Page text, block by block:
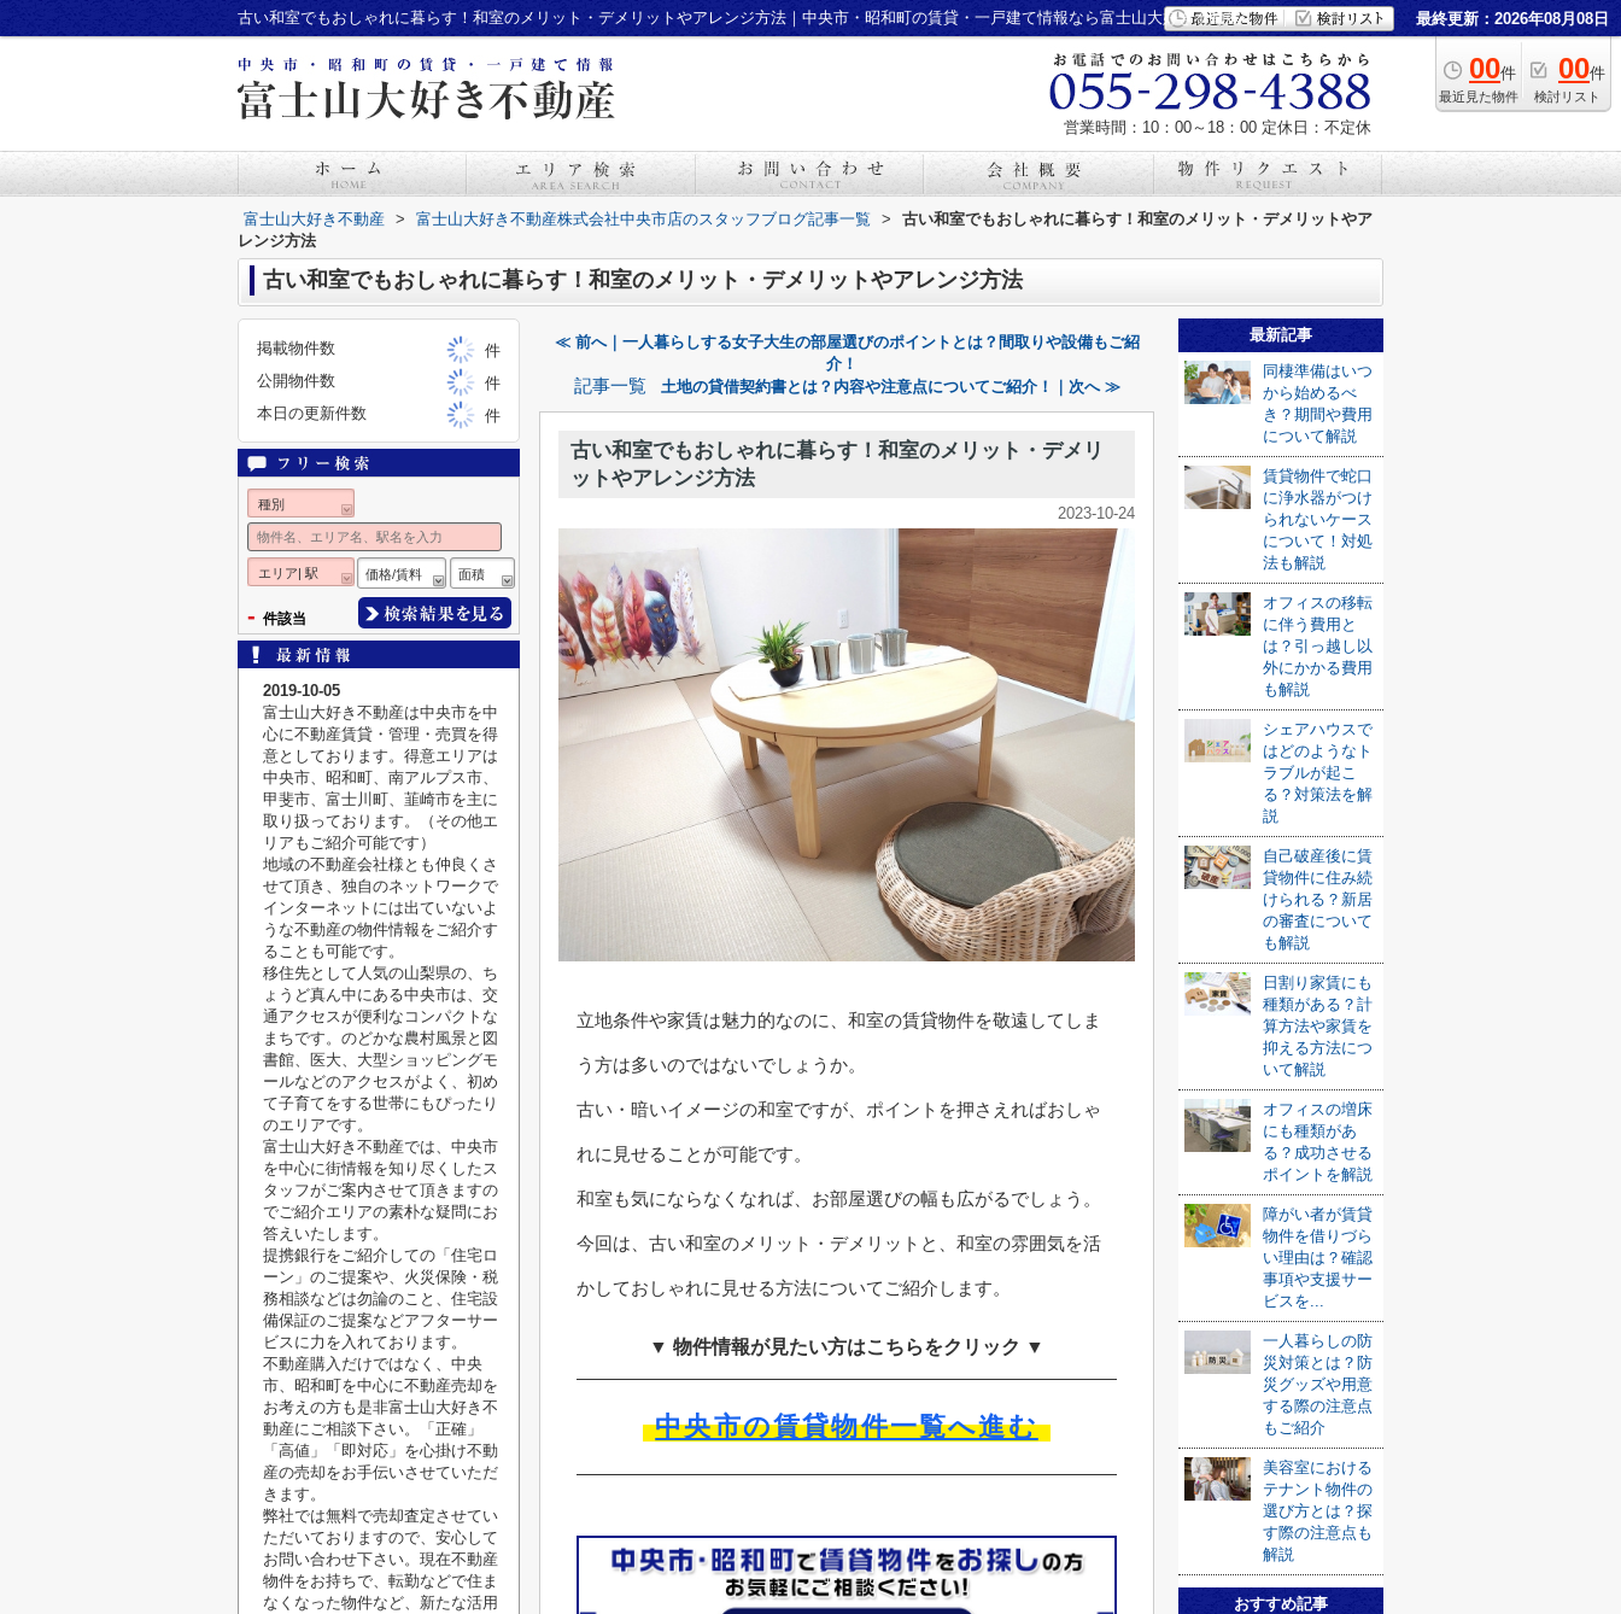
古い和室でもおしゃれに暮らす！和室のメリット・デメリットやアレンジ方法｜中央市・昭和町の賃貸・一戸建て情報なら富士山大好き不動産 最終更新：2026年08月08日
00件
最近見た物件
00件
検討リスト
営業時間：10：00～18：00 定休日：不定休
富士山大好き不動産 > 富士山大好き不動産株式会社中央市店のスタッフブログ記事一覧 >
古い和室でもおしゃれに暮らす！和室のメリット・デメリットやア
レンジ方法
古い和室でもおしゃれに暮らす！和室のメリット・デメリットやアレンジ方法
≪ 前へ｜一人暮らしする女子大生の部屋選びのポイントとは？間取りや設備もご紹
介！
記事一覧 土地の貸借契約書とは？内容や注意点についてご紹介！｜次へ ≫
古い和室でもおしゃれに暮らす！和室のメリット・デメリ
ットやアレンジ方法
2023-10-24
立地条件や家賃は魅力的なのに、和室の賃貸物件を敬遠してしま
う方は多いのではないでしょうか。
古い・暗いイメージの和室ですが、ポイントを押さえればおしゃ
れに見せることが可能です。
和室も気にならなくなれば、お部屋選びの幅も広がるでしょう。
今回は、古い和室のメリット・デメリットと、和室の雰囲気を活
かしておしゃれに見せる方法についてご紹介します。
▼ 物件情報が見たい方はこちらをクリック ▼
中央市の賃貸物件一覧へ進む
最新記事
同棲準備はいつ
から始めるべ
き？期間や費用
について解説
賃貸物件で蛇口
に浄水器がつけ
られないケース
について！対処
法も解説
オフィスの移転
に伴う費用と
は？引っ越し以
外にかかる費用
も解説
シェアハウスで
はどのようなト
ラブルが起こ
る？対策法を解
説
自己破産後に賃
貸物件に住み続
けられる？新居
の審査について
も解説
日割り家賃にも
種類がある？計
算方法や家賃を
抑える方法につ
いて解説
オフィスの増床
にも種類があ
る？成功させる
ポイントを解説
障がい者が賃貸
物件を借りづら
い理由は？確認
事項や支援サー
ビスを...
一人暮らしの防
災対策とは？防
災グッズや用意
する際の注意点
もご紹介
美容室における
テナント物件の
選び方とは？探
す際の注意点も
解説
おすすめ記事
掲載物件数
件
公開物件数
件
本日の更新件数
件
種別
エリア| 駅 価格/賃料 面積
- 件該当
2019-10-05
富士山大好き不動産は中央市を中
心に不動産賃貸・管理・売買を得
意としております。得意エリアは
中央市、昭和町、南アルプス市、
甲斐市、富士川町、韮崎市を主に
取り扱っております。（その他エ
リアもご紹介可能です）
地域の不動産会社様とも仲良くさ
せて頂き、独自のネットワークで
インターネットには出ていないよ
うな不動産の物件情報をご紹介す
ることも可能です。
移住先として人気の山梨県の、ち
ょうど真ん中にある中央市は、交
通アクセスが便利なコンパクトな
まちです。のどかな農村風景と図
書館、医大、大型ショッピングモ
ールなどのアクセスがよく、初め
て子育てをする世帯にもぴったり
のエリアです。
富士山大好き不動産では、中央市
を中心に街情報を知り尽くしたス
タッフがご案内させて頂きますの
でご紹介エリアの素朴な疑問にお
答えいたします。
提携銀行をご紹介しての「住宅ロ
ーン」のご提案や、火災保険・税
務相談などは勿論のこと、住宅設
備保証のご提案などアフターサー
ビスに力を入れております。
不動産購入だけではなく、中央
市、昭和町を中心に不動産売却を
お考えの方も是非富士山大好き不
動産にご相談下さい。「正確」
「高値」「即対応」を心掛け不動
産の売却をお手伝いさせていただ
きます。
弊社では無料で売却査定させてい
ただいておりますので、安心して
お問い合わせ下さい。現在不動産
物件をお持ちで、転勤などで住ま
なくなった物件など、新たな活用